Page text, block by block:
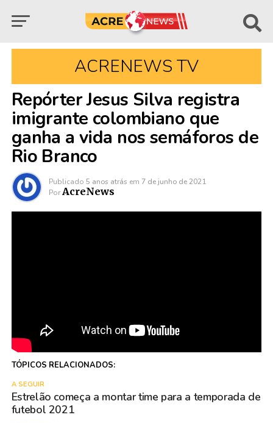
ACRENEWS TV
Repórter Jesus Silva registra
imigrante colombiano que
ganha a vida nos semáforos de
Rio Branco
Publicado 5 anos atrás em 7 de junho de 2021
Por AcreNews
TÓPICOS RELACIONADOS:
A SEGUIR
Estrelão começa a montar time para a temporada de
futebol 2021